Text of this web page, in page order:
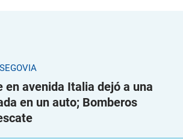
en avenida Italia dejó a una
en un auto; Bomberos